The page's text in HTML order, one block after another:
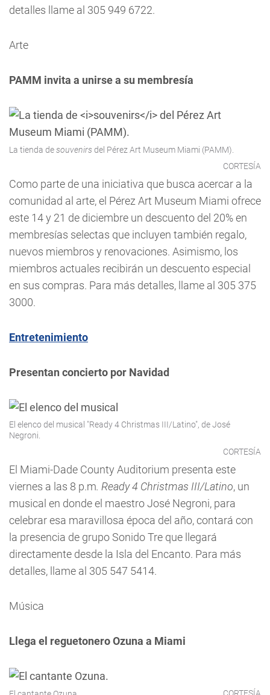
detalles llame al 305 949 6722.
Arte
PAMM invita a unirse a su membresía
La tienda desouvenirs del Pérez Art Museum Miami (PAMM).
CORTESÍA
Como parte de una iniciativa que busca acercar a la
comunidad al arte, el Pérez Art Museum Miami ofrece
este 14 y 21 de diciembre un descuento del 20% en
membresías selectas que incluyen también regalo,
nuevos miembros y renovaciones. Asimismo, los
miembros actuales recibirán un descuento especial
en sus compras. Para más detalles, llame al 305 375
3000.
Entretenimiento
Presentan concierto por Navidad
El elenco del musical "Ready 4 Christmas III/Latino", de José
Negroni.
CORTESÍA
El Miami-Dade County Auditorium presenta este
viernes a las 8 p.m. Ready 4 Christmas III/Latino, un
musical en donde el maestro José Negroni, para
celebrar esa maravillosa época del año, contará con
la presencia de grupo Sonido Tre que llegará
directamente desde la Isla del Encanto. Para más
detalles, llame al 305 547 5414.
Música
Llega el reguetonero Ozuna a Miami